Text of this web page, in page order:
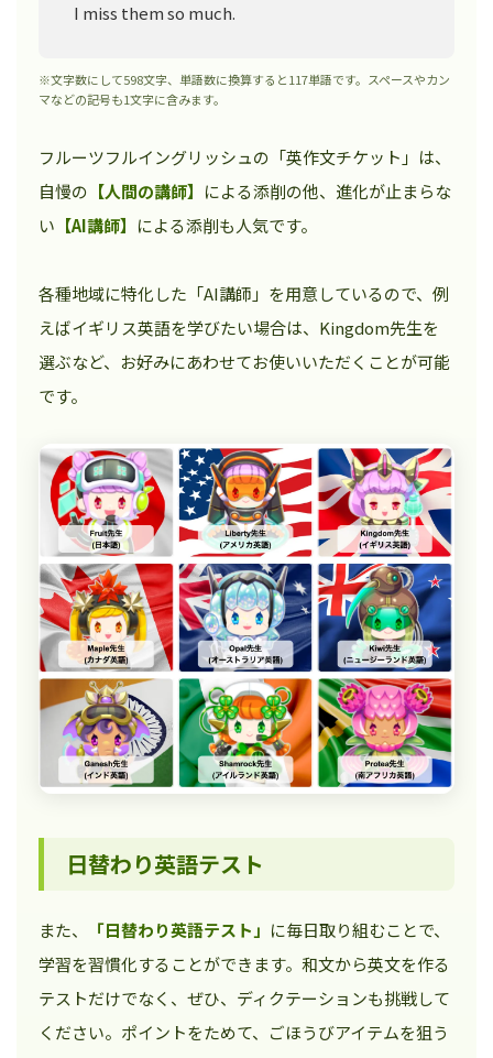
I miss them so much.
※文字数にして598文字、単語数に換算すると117単語です。スペースやカン
マなどの記号も1文字に含みます。
フルーツフルイングリッシュの「英作文チケット」は、
自慢の 【人間の講師】 による添削の他、進化が止まらな
い 【AI講師】 による添削も人気です。
各種地域に特化した「AI講師」を用意しているので、例
えばイギリス英語を学びたい場合は、Kingdom先生を
選ぶなど、お好みにあわせてお使いいただくことが可能
です。
日替わり英語テスト
また、 「日替わり英語テスト」 に毎日取り組むことで、
学習を習慣化することができます。和文から英文を作る
テストだけでなく、ぜひ、ディクテーションも挑戦して
ください。ポイントをためて、ごほうびアイテムを狙う